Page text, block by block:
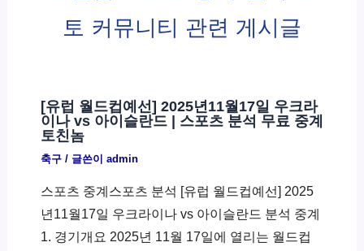
토 커뮤니티 관련 게시글
[유럽 월드컵예선] 2025년11월17일 우크라
이나 vs 아이슬란드 | 스포츠 분석 무료 중계
토친놈
축구/ 글쓴이 admin
스포츠 중계스포츠 분석 [유럽 월드컵예선] 2025
년11월17일 우크라이나 vs 아이슬란드 분석 중계
1. 경기개요 2025년 11월 17일에 열리는 월드컵